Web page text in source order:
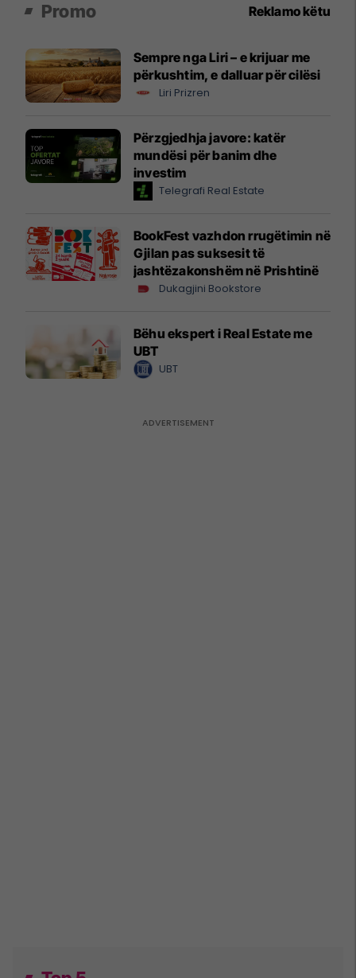
Promo Reklamo këtu
Sempre nga Liri – e krijuar me
përkushtim, e dalluar për cilësi
Liri Prizren
Përzgjedhja javore: katër
mundësi për banim dhe
investim
Telegrafi Real Estate
BookFest vazhdon rrugëtimin në
Gjilan pas suksesit të
jashtëzakonshëm në Prishtinë
Dukagjini Bookstore
Bëhu ekspert i Real Estate me
UBT
UBT